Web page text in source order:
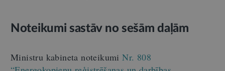
Noteikumi sastāv no sešām daļām
Ministru kabineta noteikumiNr. 808